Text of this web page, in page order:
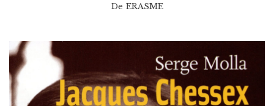
De ERASME